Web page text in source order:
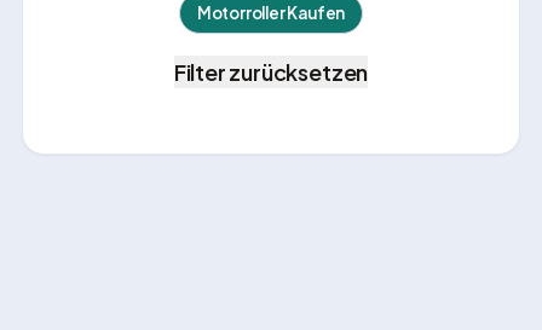
Motorroller Kaufen
Filter zurücksetzen